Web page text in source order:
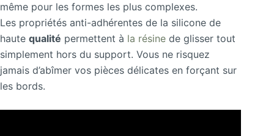
même pour les formes les plus complexes.
Les propriétés anti-adhérentes de la silicone de
haute qualité permettent à la résine de glisser tout
simplement hors du support. Vous ne risquez
jamais d’abîmer vos pièces délicates en forçant sur
les bords.